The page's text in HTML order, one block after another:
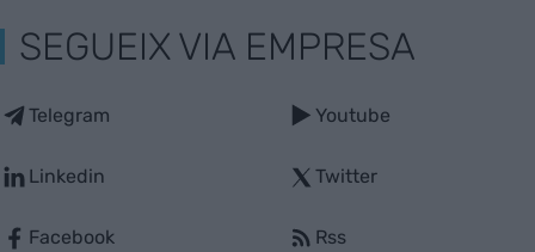
SEGUEIX VIA EMPRESA
Telegram
Linkedin
Facebook
Youtube
Twitter
Rss